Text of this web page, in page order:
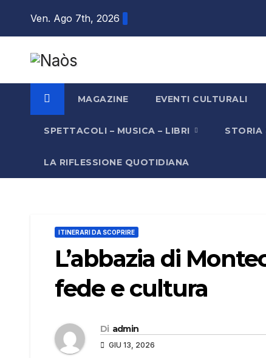
Ven. Ago 7th, 2026
MAGAZINE EVENTI CULTURALI
SPETTACOLI – MUSICA – LIBRI STORIA
LA RIFLESSIONE QUOTIDIANA
ITINERARI DA SCOPRIRE
L’abbazia di
fede e cultura
Di admin
GIU 13, 2026